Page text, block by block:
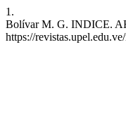
1.
Bolívar M. G. INDICE.
https://